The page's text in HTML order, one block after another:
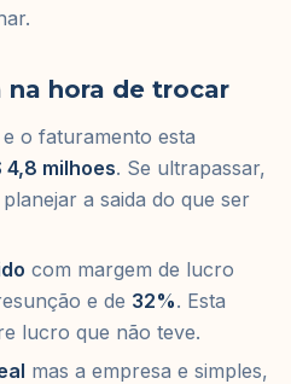
na hora de trocar
e o faturamento esta
4,8 milhoes. Se ultrapassar,
a saida do que ser
com margem de lucro
e de 32%. Esta
lucro que não teve.
mas a empresa e simples,